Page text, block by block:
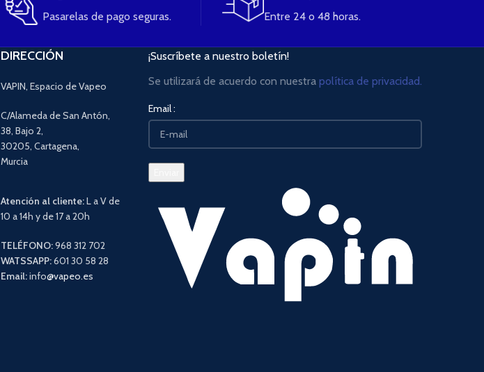
Pasarelas de pago seguras. Entre 24 o 48 horas.
DIRECCIÓN
VAPIN, Espacio de Vapeo
C/Alameda de San Antón,
38, Bajo 2,
30205, Cartagena,
Murcia
Atención al cliente:L a V de
10 a 14h y de 17 a 20h
TELÉFONO:968 312 702
WATSSAPP:601 30 58 28
Email:info@vapeo.es
¡Suscríbete a nuestro boletín!
Se utilizará de acuerdo con nuestra política de privacidad.
Email :